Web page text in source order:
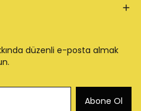
düzenli e-posta almak
Abone Ol